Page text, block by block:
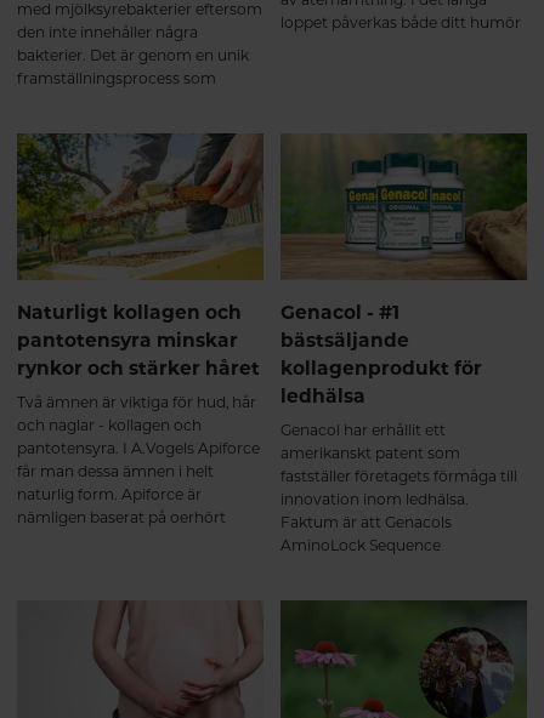
med mjölksyrebakterier eftersom
den inte innehåller några
bakterier. Det är genom en unik
framställningsprocess som
förekommer i en välfungerande
mage och tarm.
loppet påverkas både ditt humör
Naturligt kollagen och
pantotensyra minskar
rynkor och stärker håret
Två ämnen är viktiga för hud, hår
och naglar - kollagen och
pantotensyra. I A.Vogels Apiforce
får man dessa ämnen i helt
naturlig form. Apiforce är
nämligen baserat på oerhört
Genacol - #1
bästsäljande
kollagenprodukt för
ledhälsa
Genacol har erhållit ett
amerikanskt patent som
fastställer företagets förmåga till
innovation inom ledhälsa.
Faktum är att Genacols
AminoLock Sequence
kollagenproduktionsmetoder på
marknaden. Häng med så